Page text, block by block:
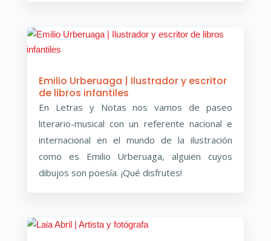
Emilio Urberuaga | Ilustrador y escritor
de libros infantiles
En Letras y Notas nos vamos de paseo
literario-musical con un referente nacional e
internacional en el mundo de la ilustración
como es Emilio Urberuaga, alguien cuyos
dibujos son poesía. ¡Qué disfrutes!